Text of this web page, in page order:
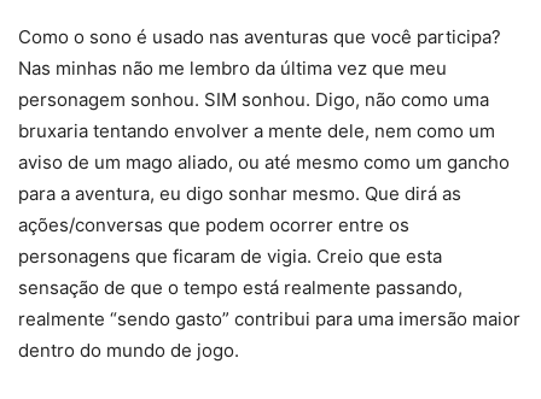
Como o sono é usado nas aventuras que você participa?
Nas minhas não me lembro da última vez que meu
personagem sonhou. SIM sonhou. Digo, não como uma
bruxaria tentando envolver a mente dele, nem como um
aviso de um mago aliado, ou até mesmo como um gancho
para a aventura, eu digo sonhar mesmo. Que dirá as
ações/conversas que podem ocorrer entre os
personagens que ficaram de vigia. Creio que esta
sensação de que o tempo está realmente passando,
realmente “sendo gasto” contribui para uma imersão maior
dentro do mundo de jogo.